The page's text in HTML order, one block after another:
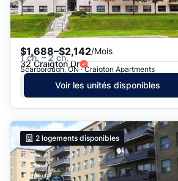
$1,688–$2,142/Mois
1 ch. – 2 ch.
32 Craigton Dr
Scarborough, ON · Craigton Apartments
Voir les unités disponibles
2 logements disponibles